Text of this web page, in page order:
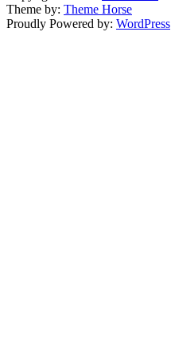
Theme by: Theme Horse
Proudly Powered by: WordPress